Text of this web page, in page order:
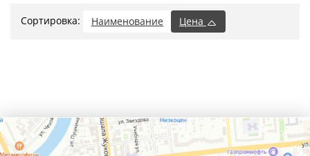
Сортировка: Наименование Цена